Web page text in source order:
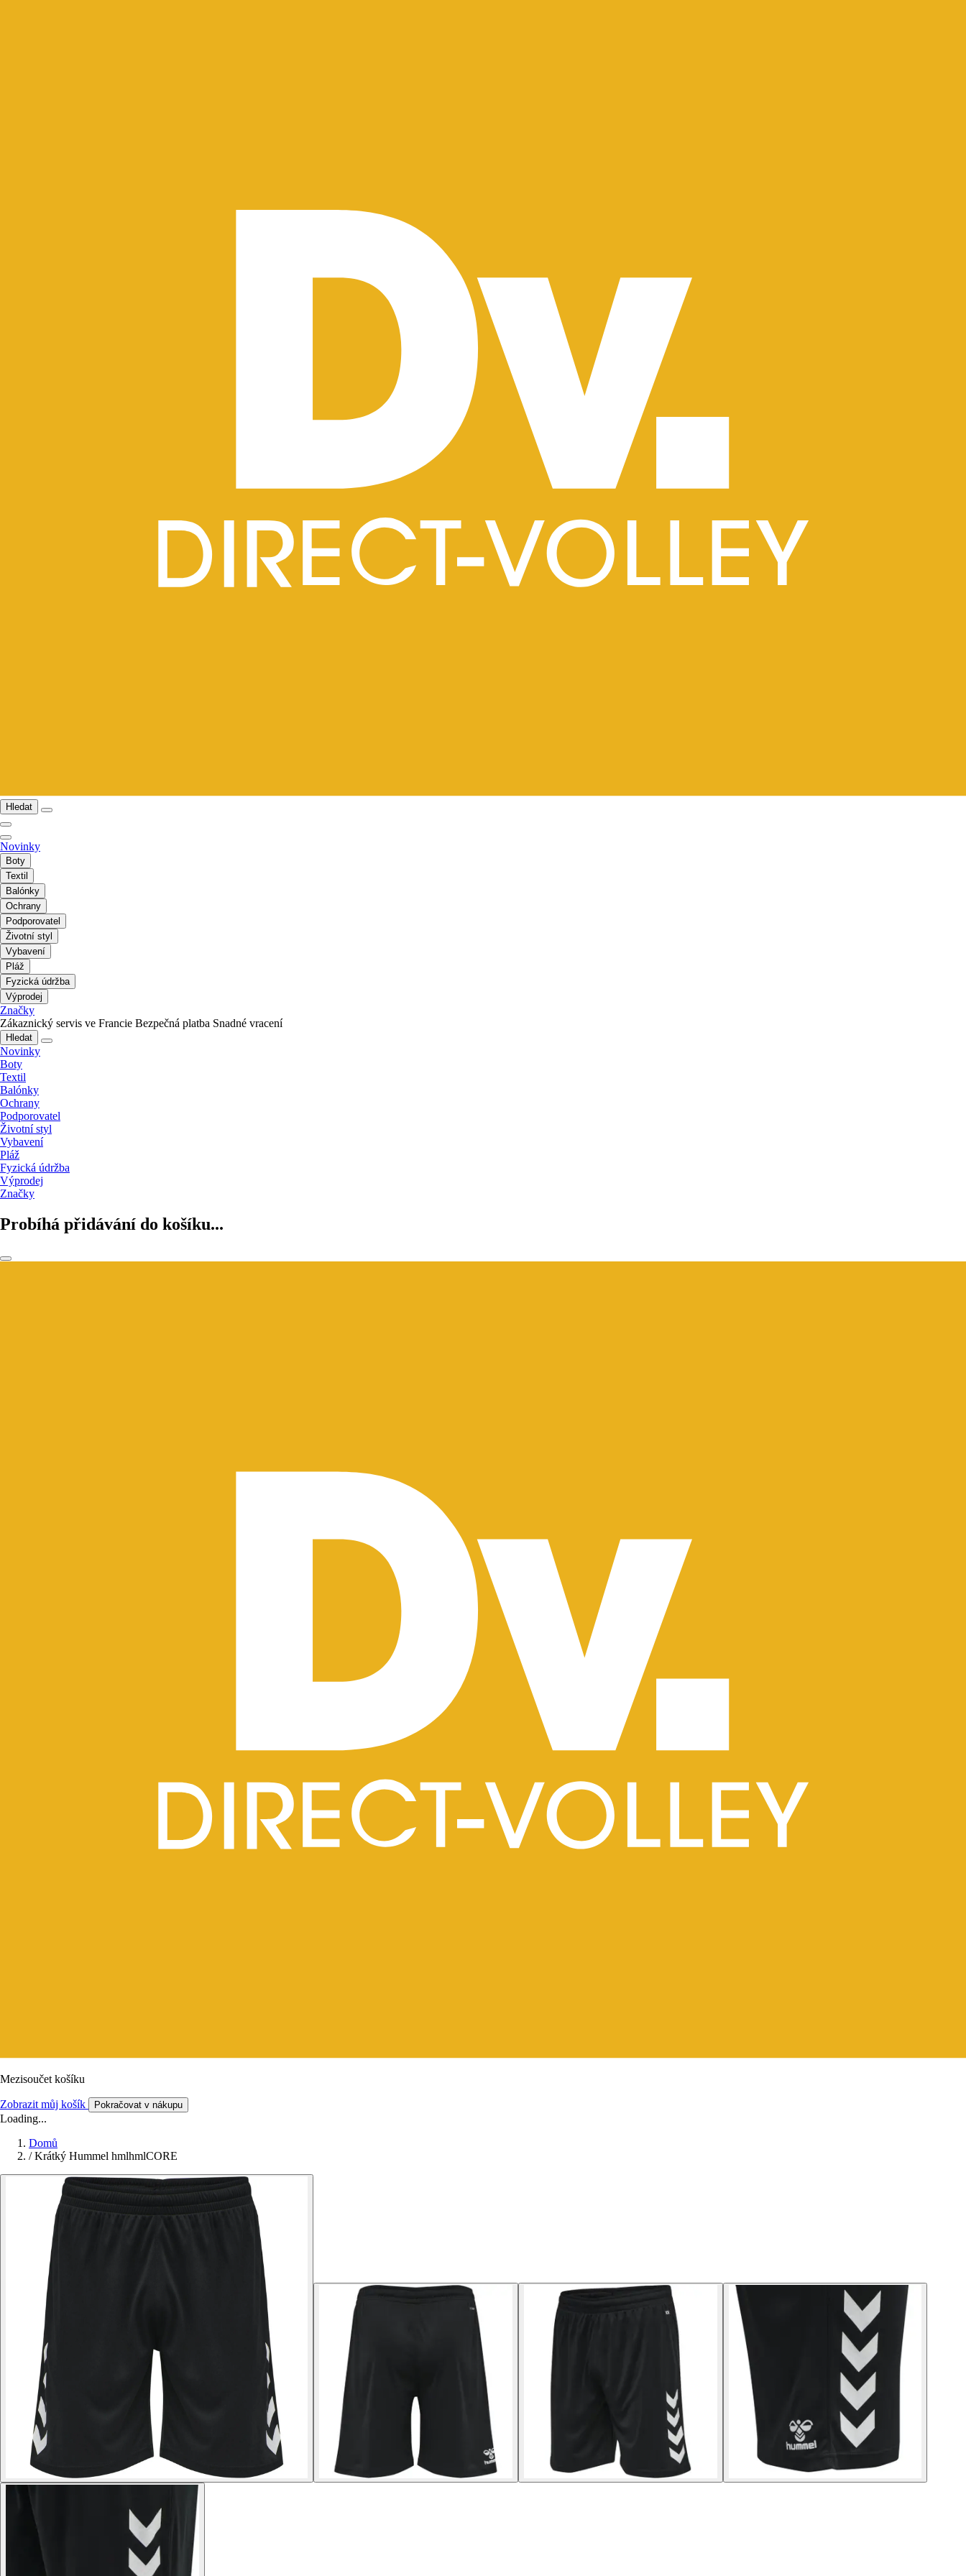
Hledat
Novinky
Boty
Textil
Balónky
Ochrany
Podporovatel
Životní styl
Vybavení
Pláž
Fyzická údržba
Výprodej
Značky
Zákaznický servis ve Francie Bezpečná platba Snadné vracení
Hledat
Novinky
Boty
Textil
Balónky
Ochrany
Podporovatel
Životní styl
Vybavení
Pláž
Fyzická údržba
Výprodej
Značky
Probíhá přidávání do košíku...
Mezisoučet košíku
Zobrazit můj košík Pokračovat v nákupu
Loading...
Domů
/ Krátký Hummel hmlhmlCORE